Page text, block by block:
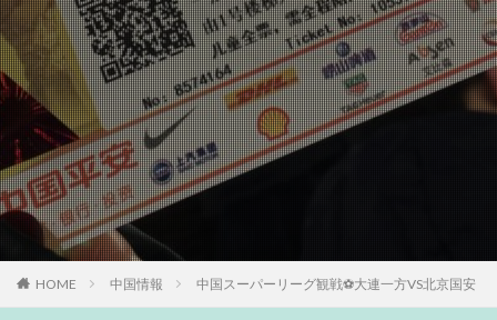
HOME 中国情報 中国スーパーリーグ観戦⚽️大連一方VS北京国安